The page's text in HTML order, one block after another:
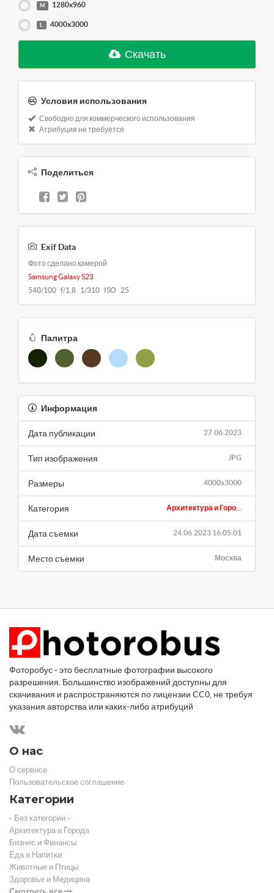
M 1280x960
4000x3000
Скачать
Условия использования
Свободно для коммерческого использования
Атрибуция не требуется
Поделиться
Exif Data
Фото сделано камерой
Samsung Galaxy S23
540/100 f/1.8 1/310 ISO 25
Палитра
Информация
27.06.2023
Дата публикации
JPG
Тип изображения
4000x3000
Размеры
Архитектура и Горо...
Категория
24.06.2023 16:05:01
Дата съемки
Москва
Место съемки
Фоторобус - это бесплатные фотографии высокого
разрешения. Большинство изображений доступны для
скачивания и распространяются по лицензии CC0, не требуя
указания авторства или каких-либо атрибуций
О нас
О сервисе
Пользовательское соглашение
Категории
- Без категории -
Архитектура и Города
Бизнес и Финансы
Еда и Напитки
Животные и Птицы
Здоровье и Медицина